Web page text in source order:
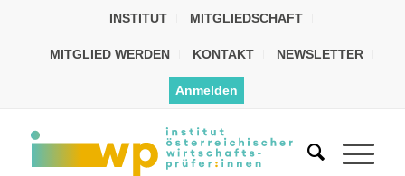
INSTITUT MITGLIEDSCHAFT
MITGLIED WERDEN KONTAKT NEWSLETTER
Anmelden